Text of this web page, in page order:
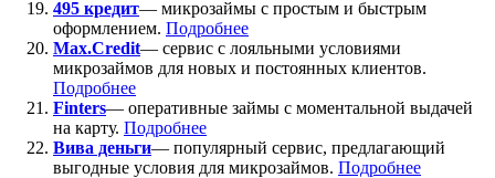
495 кредит— микрозаймы с простым и быстрым
оформлением. Подробнее
Max.Credit— сервис с лояльными условиями
микрозаймов для новых и постоянных клиентов.
Подробнее
Finters— оперативные займы с моментальной выдачей
на карту. Подробнее
Вива деньги— популярный сервис, предлагающий
выгодные условия для микрозаймов. Подробнее